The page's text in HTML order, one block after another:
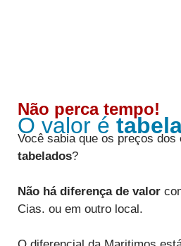
Não perca tempo!
O valor é
Você sabia que os preços
tabelados?
Não há diferença de valor
Cias. ou em outro local.